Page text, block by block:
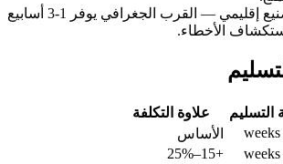
اختر شريك تصنيع إقليمي — القرب الجغرافي يوفر 1-3 أسابيع
الأخطاء.
التسليم
علاوة التكلفة
الأساس
+15–25%